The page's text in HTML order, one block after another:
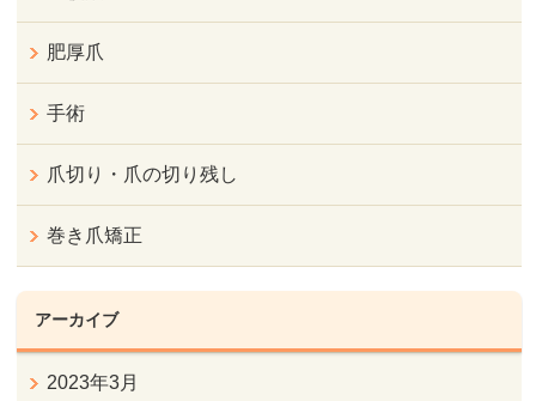
肥厚爪
手術
爪切り・爪の切り残し
巻き爪矯正
アーカイブ
2023年3月